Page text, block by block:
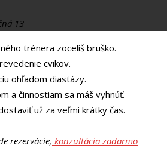
13
trénera zocelíš bruško.
cvikov.
ohľadom diastázy.
a činnostiam sa máš vyhnúť.
už za veľmi krátky čas.
rezervácie, konzultácia zadarmo